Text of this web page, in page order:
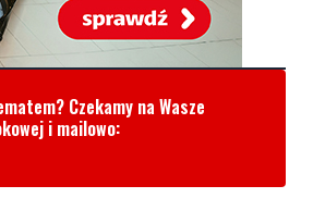
Czekamy na Wasze
i mailowo: